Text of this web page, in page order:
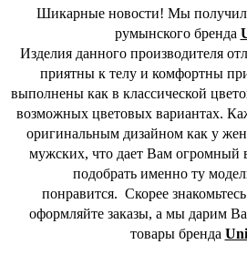
Шикарные новости! Мы
румынского бренда
Изделия данного производителя
приятны к телу и комфортны
выполнены как в классической
возможных цветовых вариантах.
оригинальным дизайном как у
мужских, что дает Вам огромный
подобрать именно ту
понравится. Скорее
оформляйте заказы, а мы дарим
товары бренда